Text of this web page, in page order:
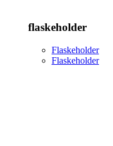
flaskeholder
Flaskeholder
Flaskeholder